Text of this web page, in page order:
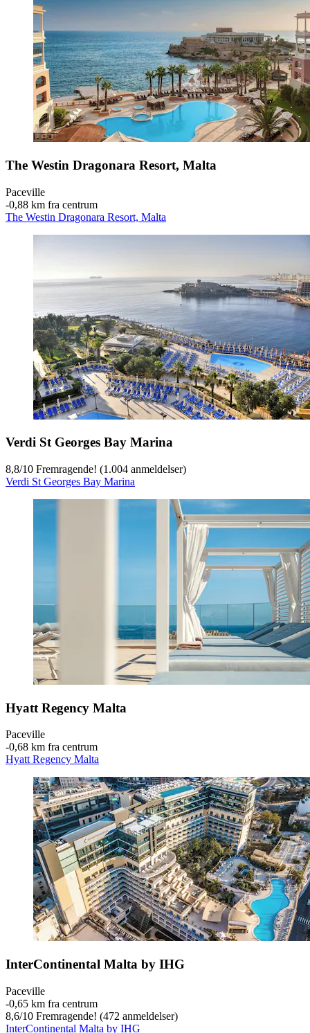
The Westin Dragonara Resort, Malta
Paceville
‐0,88 km fra centrum
The Westin Dragonara Resort, Malta
Verdi St Georges Bay Marina
8,8/10 Fremragende! (1.004 anmeldelser)
Verdi St Georges Bay Marina
Hyatt Regency Malta
Paceville
‐0,68 km fra centrum
Hyatt Regency Malta
InterContinental Malta by IHG
Paceville
‐0,65 km fra centrum
8,6/10 Fremragende! (472 anmeldelser)
InterContinental Malta by IHG